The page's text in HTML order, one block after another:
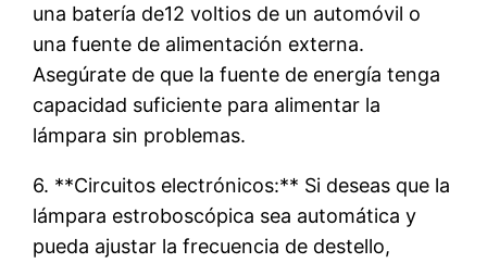
una batería de12 voltios de un automóvil o
una fuente de alimentación externa.
Asegúrate de que la fuente de energía tenga
capacidad suficiente para alimentar la
lámpara sin problemas.
6. **Circuitos electrónicos:** Si deseas que la
lámpara estroboscópica sea automática y
pueda ajustar la frecuencia de destello,